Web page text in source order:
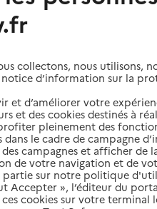
personnes
(EHPAD)
cette recherche aux favoris
collectons, nous utilisons,
d’information sur la
et d’améliorer votre
et des cookies destinés à
pleinement des
dans le cadre de campagne
campagnes et afficher de
de votre navigation et de
partie sur notre politique
Accepter », l’éditeur du
cookies sur votre terminal